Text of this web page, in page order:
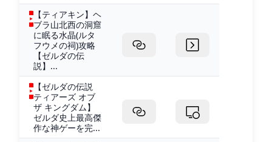
【ティアキン】ヘ
ブラ山北西の洞窟
に眠る水晶(ルタ
フウメの祠)攻略
【ゼルダの伝
説】...
【ゼルダの伝説
ティアーズ オブ
ザ キングダム】
ゼルダ史上最高傑
作な神ゲーを完...